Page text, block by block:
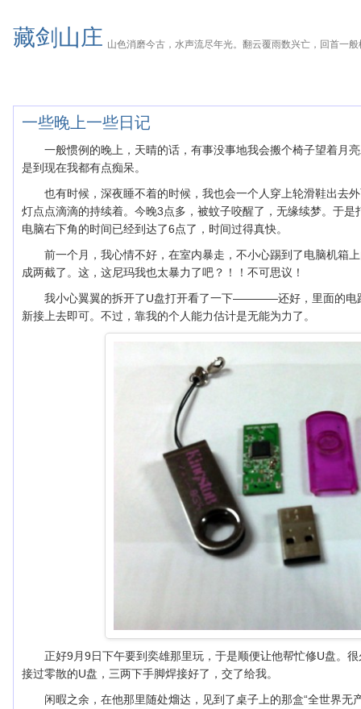
藏剑山庄 山色消磨今古，水声流尽年光。翻云覆雨数兴亡，回首一般
一些晚上一些日记
一般惯例的晚上，天晴的话，有事没事地我会搬个椅子望着月
是到现在我都有点痴呆。
也有时候，深夜睡不着的时候，我也会一个人穿上轮滑鞋出去
灯点点滴滴的持续着。今晚3点多，被蚊子咬醒了，无缘续梦。于
电脑右下角的时间已经到达了6点了，时间过得真快。
前一个月，我心情不好，在室内暴走，不小心踢到了电脑机
成两截了。这，这尼玛我也太暴力了吧？！！不可思议！
我小心翼翼的拆开了U盘打开看了一下————还好，里面的电
新接上去即可。不过，靠我的个人能力估计是无能为力了。
正好9月9日下午要到奕雄那里玩，于是顺便让他帮忙修U盘。
接过零散的U盘，三两下手脚焊接好了，交了给我。
闲暇之余，在他那里随处熘达，见到了桌子上的那盒“全世界无